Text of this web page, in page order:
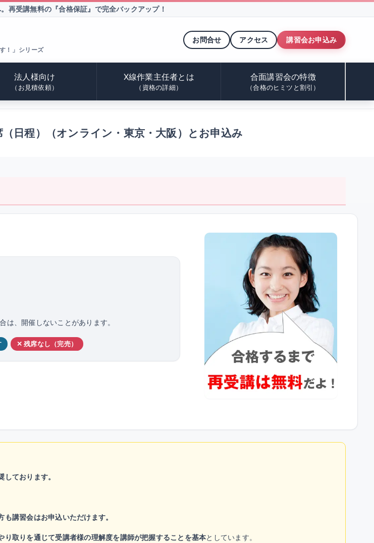
再受講無料の『合格保証』で完全バックアップ！
！」シリーズ
お問合せ アクセス 講習会お申込み
法人様向け
（お見積依頼）
X線作業主任者とは
（資格の詳細）
合面講習会の特徴
（合格のヒミツと割引）
日程）（オンライン・東京・大阪）とお申込み
、開催しないことがあります。
✕ 残席なし（完売）
ております。
講習会はお申込いただけます。
取りを通じて受講者様の理解度を講師が把握することを基本としています。